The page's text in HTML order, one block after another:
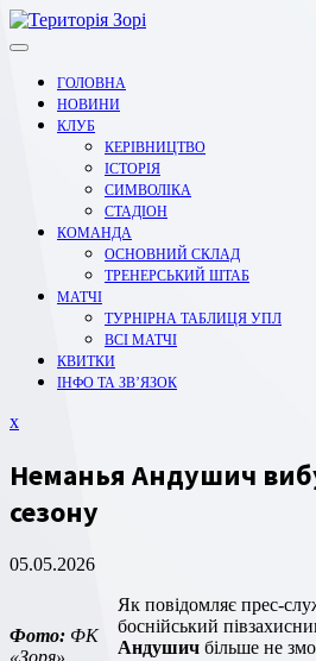
Перейти
до
ГОЛОВНА
НОВИНИ
КЛУБ
КЕРІВНИЦТВО
ІСТОРІЯ
СИМВОЛІКА
СТАДІОН
КОМАНДА
ОСНОВНИЙ СКЛАД
ТРЕНЕРСЬКИЙ ШТАБ
МАТЧІ
ТУРНІРНА ТАБЛИЦЯ УПЛ
ВСІ МАТЧІ
КВИТКИ
ІНФО ТА ЗВ’ЯЗОК
xЗакрити
Неманья Андушич
сезону
05.05.2026
Фото: ФК
«Зоря»
Як повідомляє прес-служба луганського клубу,
боснійський
Андушич більше не